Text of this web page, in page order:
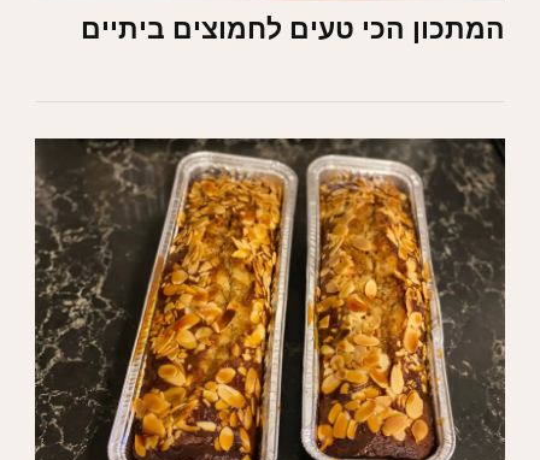
המתכון הכי טעים לחמוצים ביתיים